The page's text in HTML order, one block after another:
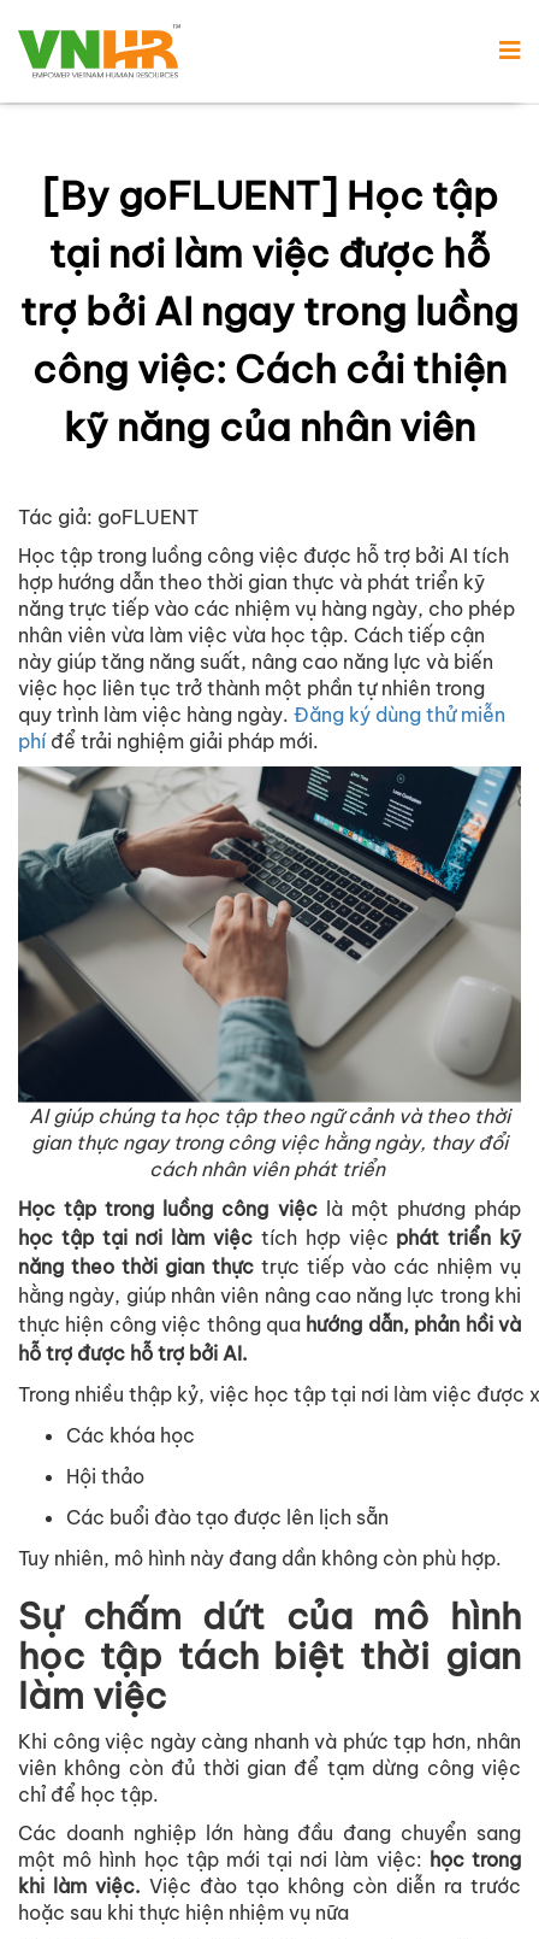
[By goFLUENT] Học tập
tại nơi làm việc được hỗ
trợ bởi AI ngay trong luồng
công việc: Cách cải thiện
kỹ năng của nhân viên
Tác giả: goFLUENT
Học tập trong luồng công việc được hỗ trợ bởi AI tích
hợp hướng dẫn theo thời gian thực và phát triển kỹ
năng trực tiếp vào các nhiệm vụ hàng ngày, cho phép
nhân viên vừa làm việc vừa học tập. Cách tiếp cận
này giúp tăng năng suất, nâng cao năng lực và biến
việc học liên tục trở thành một phần tự nhiên trong
quy trình làm việc hàng ngày. Đăng ký dùng thử miễn
phíđể trải nghiệm giải pháp mới.
AI giúp chúng ta học tập theo ngữ cảnh và theo thời
gian thực ngay trong công việc hằng ngày, thay đổi
cách nhân viên phát triển
Học tập trong luồng công việc là một phương pháp
học tập tại nơi làm việc tích hợp việc phát triển kỹ
năng theo thời gian thực trực tiếp vào các nhiệm vụ
hằng ngày, giúp nhân viên nâng cao năng lực trong khi
thực hiện công việc thông qua hướng dẫn, phản hồi và
hỗ trợ được hỗ trợ bởi AI.
Trong nhiều thập kỷ, việc học tập tại nơi làm việc được
Các khóa học
Hội thảo
Các buổi đào tạo được lên lịch sẵn
Tuy nhiên, mô hình này đang dần không còn phù hợp.
Sự chấm dứt của mô hình
học tập tách biệt thời gian
làm việc
Khi công việc ngày càng nhanh và phức tạp hơn, nhân
viên không còn đủ thời gian để tạm dừng công việc
chỉ để học tập.
Các doanh nghiệp lớn hàng đầu đang chuyển sang
một mô hình học tập mới tại nơi làm việc: học trong
khi làm việc. Việc đào tạo không còn diễn ra trước
hoặc sau khi thực hiện nhiệm vụ nữa